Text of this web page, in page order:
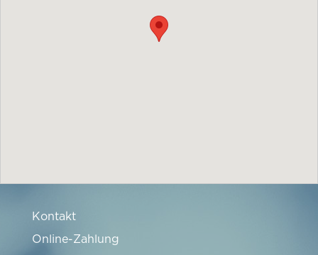
Kontakt
Online-Zahlung